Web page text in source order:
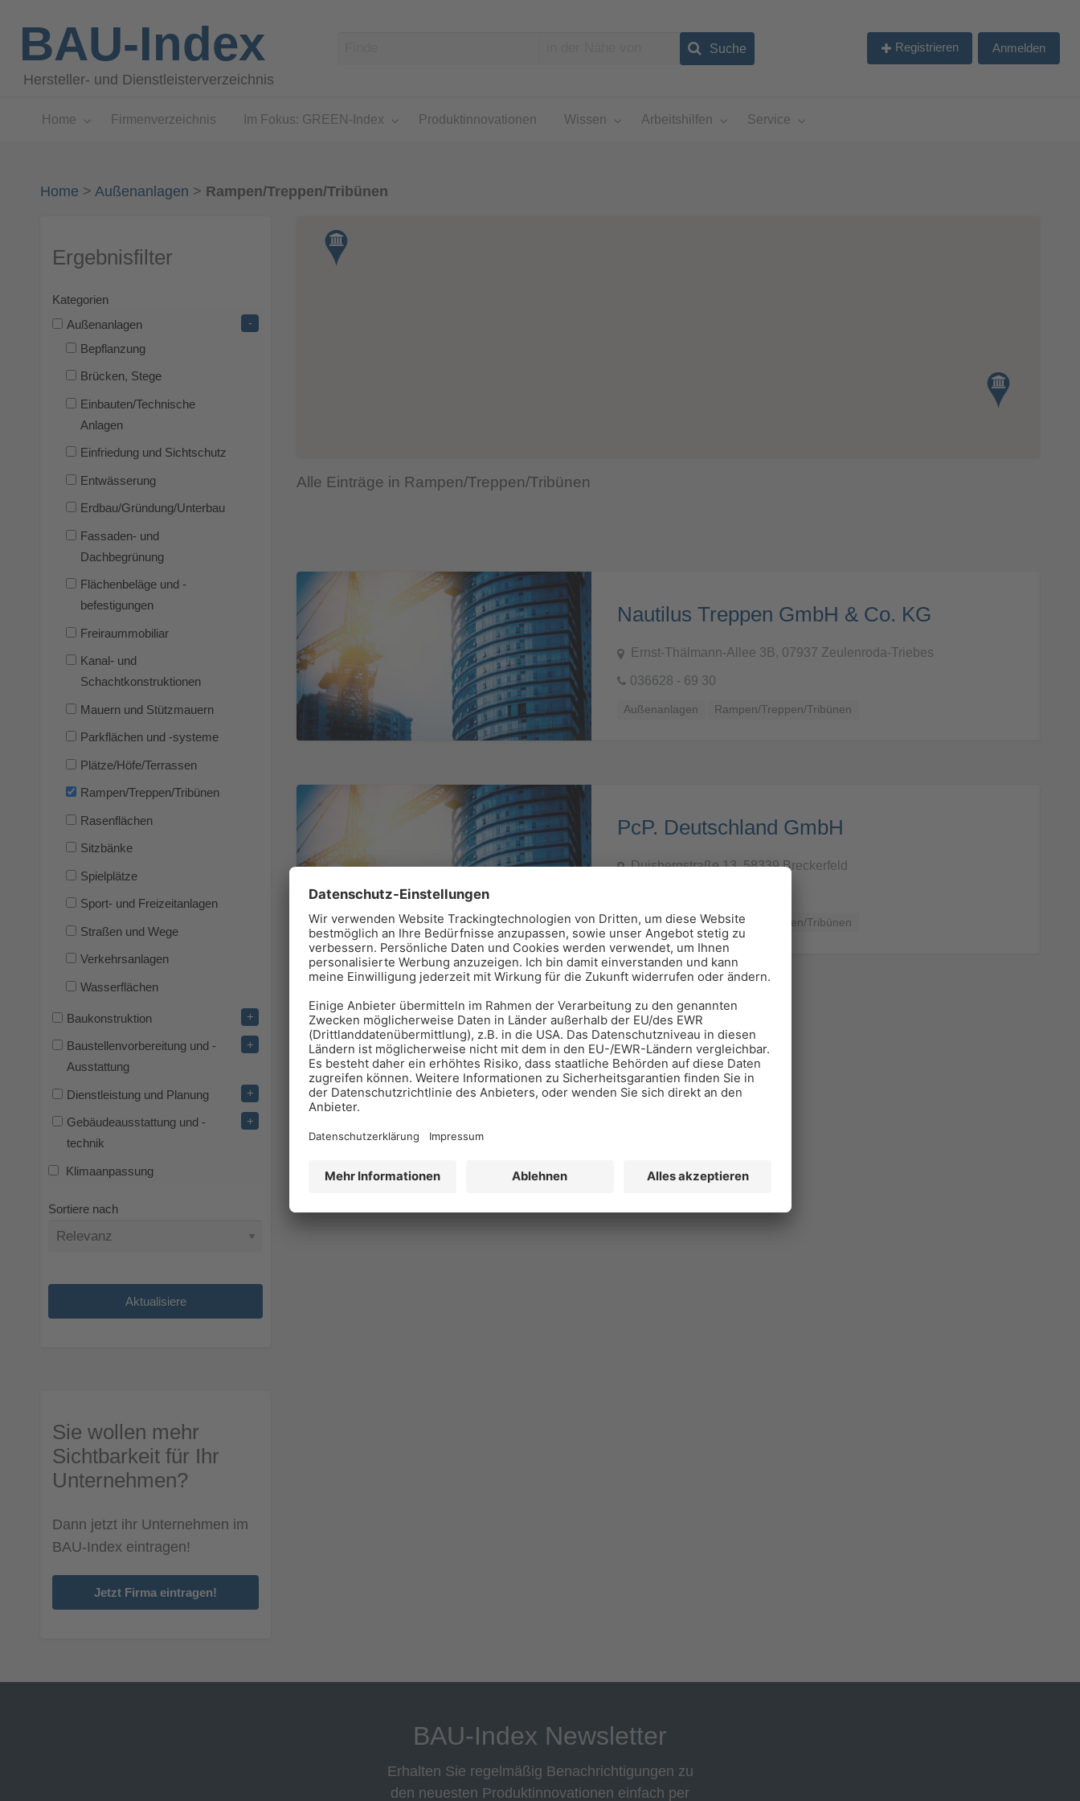
BAU-Index
Hersteller- und Dienstleisterverzeichnis
Registrieren Anmelden
Home Firmenverzeichnis Im Fokus: GREEN-Index Produktinnovationen Wissen Arbeitshilfen Service
Home >Außenanlagen > Rampen/Treppen/Tribünen
Ergebnisfilter
Kategorien
Außenanlagen
-
Bepflanzung
Brücken, Stege
Einbauten/Technische
Anlagen
Einfriedung und Sichtschutz
Entwässerung
Erdbau/Gründung/Unterbau
Fassaden- und
Dachbegrünung
Flächenbeläge und -
befestigungen
Freiraummobiliar
Kanal- und
Schachtkonstruktionen
Mauern und Stützmauern
Parkflächen und -systeme
Plätze/Höfe/Terrassen
Rampen/Treppen/Tribünen
Rasenflächen
Sitzbänke
Spielplätze
Sport- und Freizeitanlagen
Straßen und Wege
Verkehrsanlagen
Wasserflächen
Baukonstruktion +
Baustellenvorbereitung und -
Ausstattung
+
Dienstleistung und Planung +
Gebäudeausstattung und -
technik
+
Klimaanpassung
Sortiere nach
Sie wollen mehr
Sichtbarkeit für Ihr
Unternehmen?
Dann jetzt ihr Unternehmen im
BAU-Index eintragen!
Jetzt Firma eintragen!
Alle Einträge in Rampen/Treppen/Tribünen
Nautilus Treppen GmbH & Co. KG
Ernst-Thälmann-Allee 3B, 07937 Zeulenroda-Triebes
036628 - 69 30
Außenanlagen Rampen/Treppen/Tribünen
PcP. Deutschland GmbH
Duisbergstraße 13, 58339 Breckerfeld
Außenanlagen Rampen/Treppen/Tribünen
BAU-Index Newsletter
Erhalten Sie regelmäßig Benachrichtigungen zu
den neuesten Produktinnovationen einfach per